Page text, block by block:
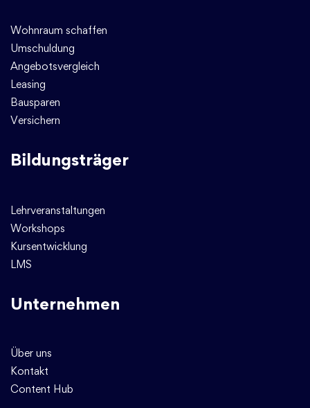
Wohnraum schaffen
Umschuldung
Angebotsvergleich
Leasing
Bausparen
Versichern
Bildungsträger
Lehrveranstaltungen
Workshops
Kursentwicklung
LMS
Unternehmen
Über uns
Kontakt
Content Hub